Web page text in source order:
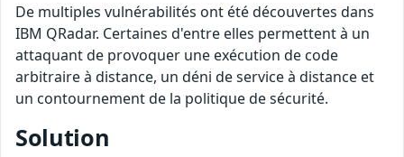
De multiples vulnérabilités ont été découvertes dans
IBM QRadar. Certaines d'entre elles permettent à un
attaquant de provoquer une exécution de code
arbitraire à distance, un déni de service à distance et
un contournement de la politique de sécurité.
Solution